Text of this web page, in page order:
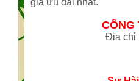
giá ưu đãi nhất.
CÔNG
Địa chỉ